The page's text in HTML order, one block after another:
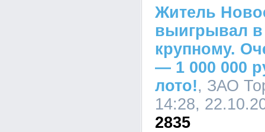
Житель
выигрывал
крупному.
— 1 000 000
лото!, ЗАО
14:28,
2835